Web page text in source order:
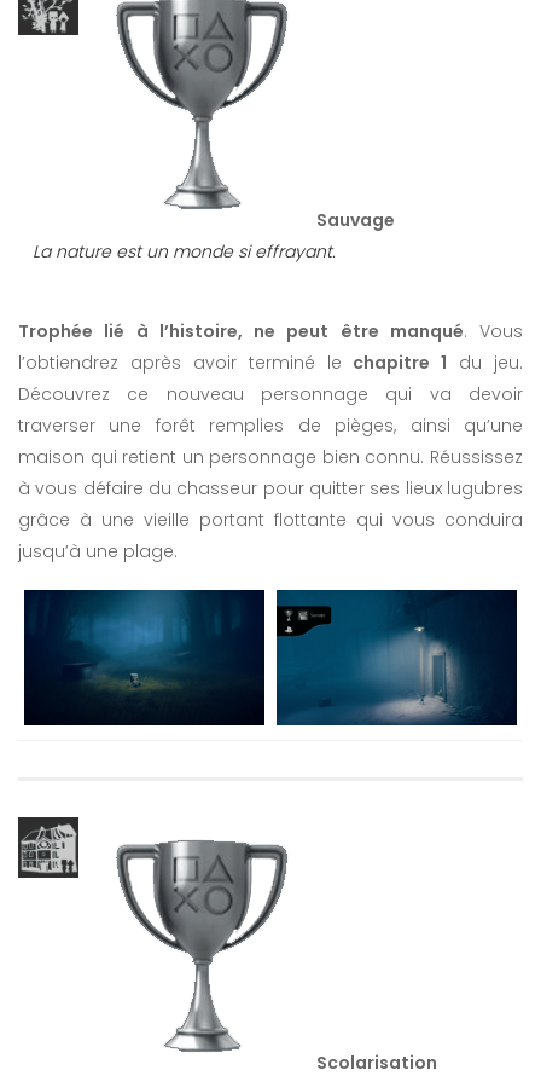
Sauvage
La nature est un monde si effrayant.
Trophée lié à l’histoire, ne peut être manqué. Vous
l’obtiendrez après avoir terminé le chapitre 1 du jeu.
Découvrez ce nouveau personnage qui va devoir
traverser une forêt remplies de pièges, ainsi qu’une
maison qui retient un personnage bien connu. Réussissez
à vous défaire du chasseur pour quitter ses lieux lugubres
grâce à une vieille portant flottante qui vous conduira
jusqu’à une plage.
Scolarisation